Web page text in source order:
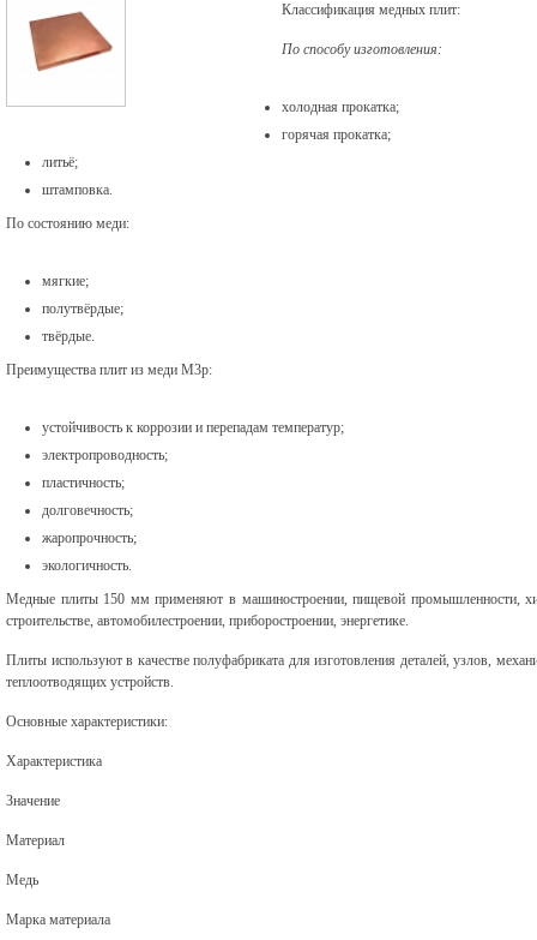
Классификация медных плит:
По способу изготовления:
холодная прокатка;
горячая прокатка;
литьё;
штамповка.
По состоянию меди:
мягкие;
полутвёрдые;
твёрдые.
Преимущества плит из меди М3р:
устойчивость к коррозии и перепадам температур;
электропроводность;
пластичность;
долговечность;
жаропрочность;
экологичность.
Медные плиты 150 мм применяют в машиностроении, пищевой промышленности,
строительстве, автомобилестроении, приборостроении, энергетике.
Плиты используют в качестве полуфабриката для изготовления деталей, узлов,
теплоотводящих устройств.
Основные характеристики:
Характеристика
Значение
Материал
Медь
Марка материала